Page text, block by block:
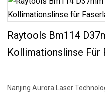
Raytools Bm114
Kollimationslinse Für
Nanjing Aurora Laser